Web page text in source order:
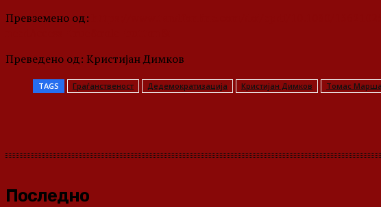
Превземено од:
Преведено од: Кристијан Димков
TAGS Граѓанственост Дедемократизација Кристијан Димков Томас
Последно